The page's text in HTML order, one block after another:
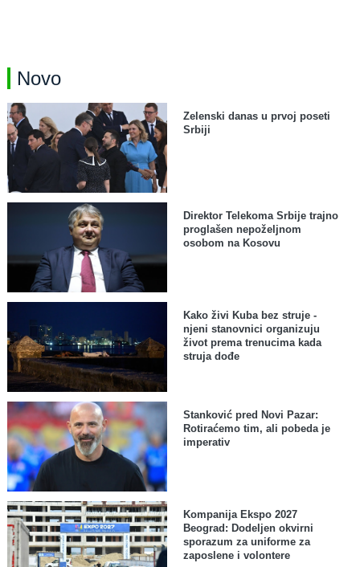
Novo
Zelenski danas u prvoj poseti
Srbiji
Direktor Telekoma Srbije trajno
proglašen nepoželjnom
osobom na Kosovu
Kako živi Kuba bez struje -
njeni stanovnici organizuju
život prema trenucima kada
struja dođe
Stanković pred Novi Pazar:
Rotiraćemo tim, ali pobeda je
imperativ
Kompanija Ekspo 2027
Beograd: Dodeljen okvirni
sporazum za uniforme za
zaposlene i volontere